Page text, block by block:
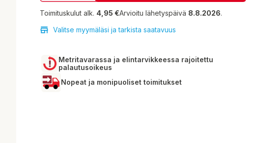
Toimituskulut alk. 4,95 €Arvioitu lähetyspäivä 8.8.2026.
Valitse myymäläsi ja tarkista saatavuus
Metritavarassa ja elintarvikkeessa rajoitettu
palautusoikeus
Nopeat ja monipuoliset toimitukset